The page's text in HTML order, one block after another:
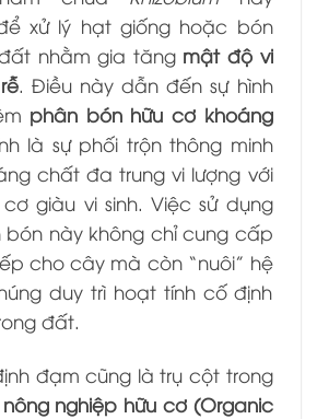
xử lý hạt giống hoặc bón
nhằm gia tăng mật độ vi
. Điều này dẫn đến sự hình
phân bón hữu cơ khoáng
là sự phối trộn thông minh
chất đa trung vi lượng với
giàu vi sinh. Việc sử dụng
này không chỉ cung cấp
cho cây mà còn “nuôi” hệ
duy trì hoạt tính cố định
đất.
đạm cũng là trụ cột trong
nông nghiệp hữu cơ (Organic